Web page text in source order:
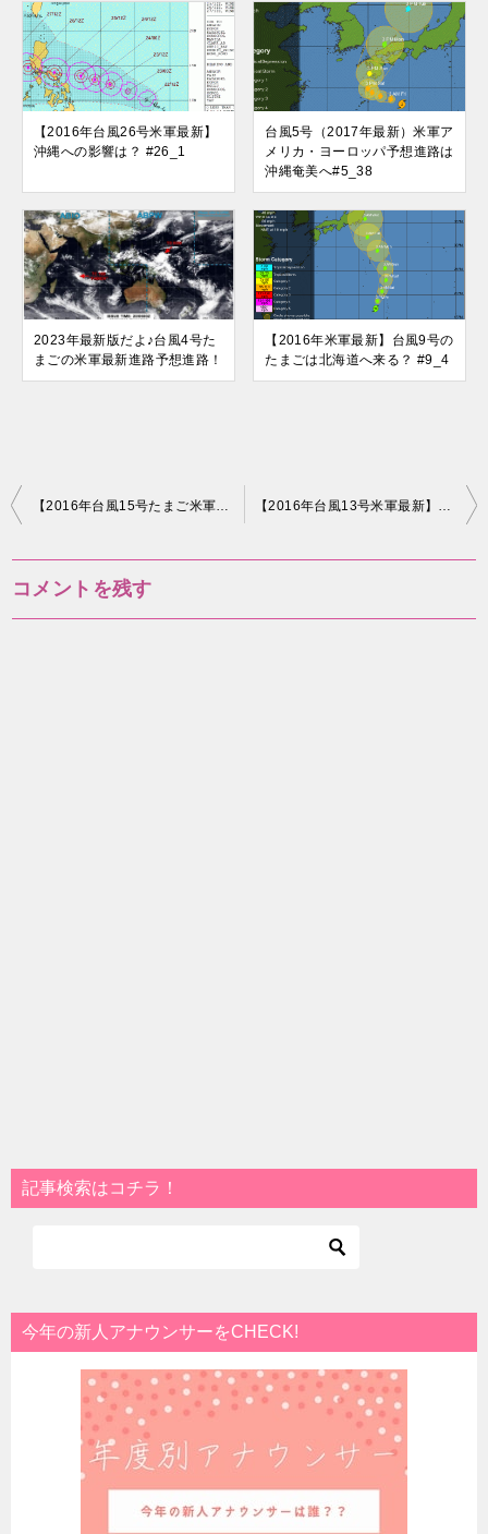
【2016年台風26号米軍最新】
沖縄への影響は？ #26_1
台風5号（2017年最新）米軍ア
メリカ・ヨーロッパ予想進路は
沖縄奄美へ#5_38
2023年最新版だよ♪台風4号た
まごの米軍最新進路予想進路！
【2016年米軍最新】台風9号の
たまごは北海道へ来る？ #9_4
投
コメントを残す
記事検索はコチラ！
今年の新人アナウンサーをCHECK!